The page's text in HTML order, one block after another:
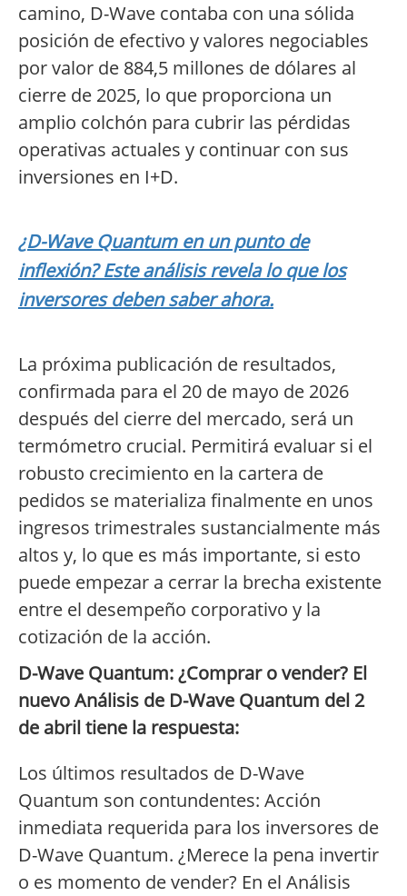
camino, D-Wave contaba con una sólida
posición de efectivo y valores negociables
por valor de 884,5 millones de dólares al
cierre de 2025, lo que proporciona un
amplio colchón para cubrir las pérdidas
operativas actuales y continuar con sus
inversiones en I+D.
¿D-Wave Quantum en un punto de
inflexión? Este análisis revela lo que los
inversores deben saber ahora.
La próxima publicación de resultados,
confirmada para el 20 de mayo de 2026
después del cierre del mercado, será un
termómetro crucial. Permitirá evaluar si el
robusto crecimiento en la cartera de
pedidos se materializa finalmente en unos
ingresos trimestrales sustancialmente más
altos y, lo que es más importante, si esto
puede empezar a cerrar la brecha existente
entre el desempeño corporativo y la
cotización de la acción.
D-Wave Quantum: ¿Comprar o vender? El
nuevo Análisis de D-Wave Quantum del 2
de abril tiene la respuesta:
Los últimos resultados de D-Wave
Quantum son contundentes: Acción
inmediata requerida para los inversores de
D-Wave Quantum. ¿Merece la pena invertir
o es momento de vender? En el Análisis